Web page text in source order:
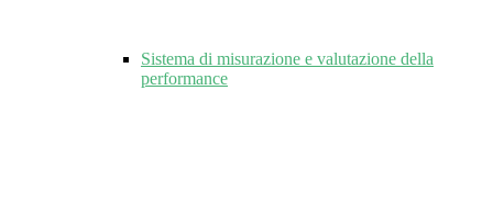
Sistema di misurazione e valutazione della
performance